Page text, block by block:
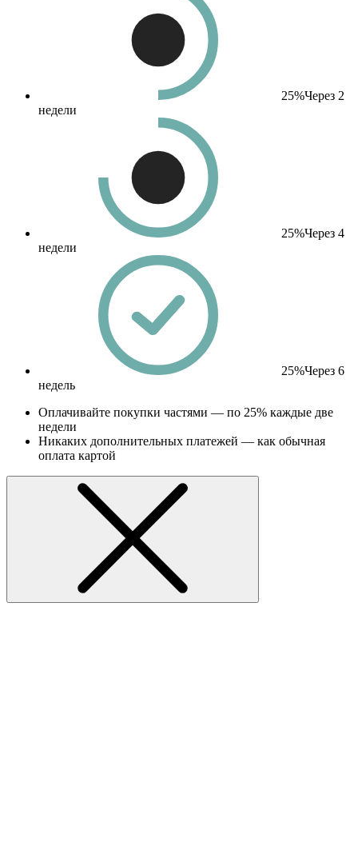
25%Через 2
недели
25%Через 4
недели
25%Через 6
недель
Оплачивайте покупки частями — по 25% каждые две
недели
Никаких дополнительных платежей — как обычная
оплата картой